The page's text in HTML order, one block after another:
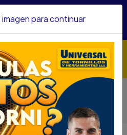
KIT PARRILLERO por compras
Herramienta Eléctrica
Aire Y Calor
TH-HA 2000/1 350-550 G.C
HA 2000/1 452019
para continuar